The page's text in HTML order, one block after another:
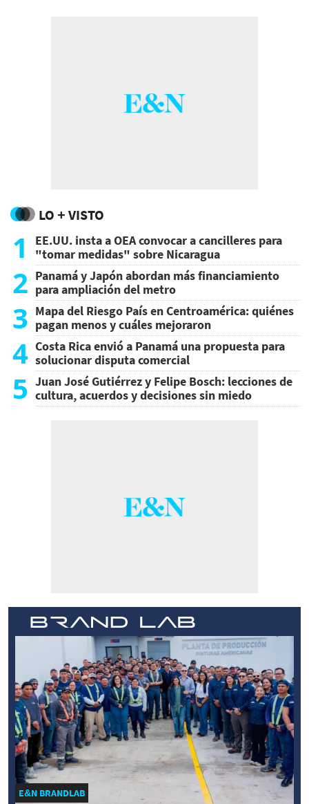
LO + VISTO
1
EE.UU. insta a OEA convocar a cancilleres para
"tomar medidas" sobre Nicaragua
2 Panamá y Japón abordan más financiamiento
para ampliación del metro
3 Mapa del Riesgo País en Centroamérica: quiénes
pagan menos y cuáles mejoraron
4 Costa Rica envió a Panamá una propuesta para
solucionar disputa comercial
5 Juan José Gutiérrez y Felipe Bosch: lecciones de
cultura, acuerdos y decisiones sin miedo
E&N BRANDLAB